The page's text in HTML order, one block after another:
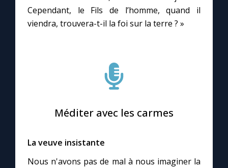
Cependant, le Fils de l’homme, quand il
viendra, trouvera-t-il la foi sur la terre ? »
Méditer avec les carmes
La veuve insistante
Nous n'avons pas de mal à nous imaginer la